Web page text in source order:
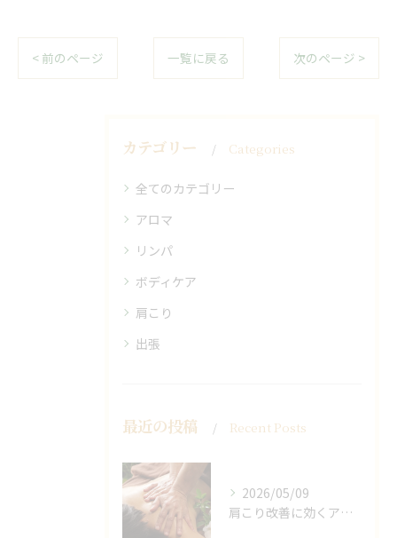
< 前のページ 一覧に戻る 次のページ >
カテゴリー Categories
全てのカテゴリー
アロマ
リンパ
ボディケア
肩こり
出張
最近の投稿 Recent Posts
2026/05/09
肩こり改善に効くアロマリンパの手技と効果